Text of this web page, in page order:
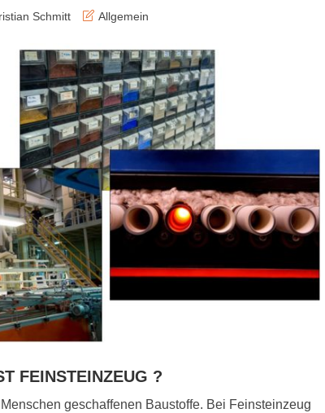
Schmitt Allgemein
FEINSTEINZEUG ?
geschaffenen Baustoffe. Bei Feinsteinzeug